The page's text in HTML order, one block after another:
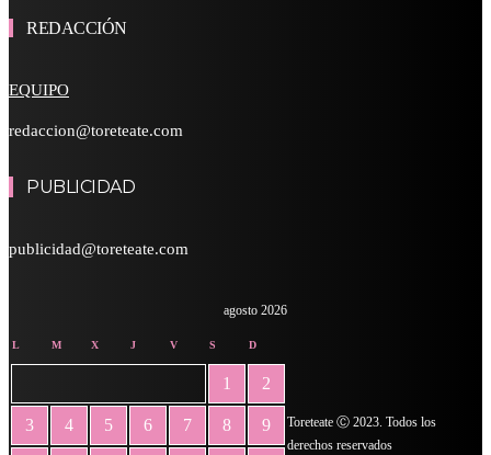
REDACCIÓN
EQUIPO
redaccion@toreteate.com
PUBLICIDAD
publicidad@toreteate.com
agosto 2026
L M X J V S D
1 2
3 4 5 6 7 8 9
Toreteate Ⓒ 2023. Todos los
derechos reservados